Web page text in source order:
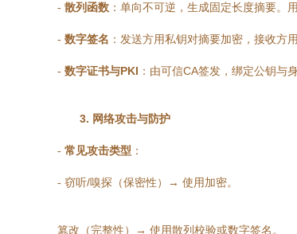
- 散列函数 ：单向不可逆，生成固定长度摘要。
- 数字签名 ：发送方用私钥对摘要加密，接收方
- 数字证书与PKI ：由可信CA签发，绑定公钥与
3. 网络攻击与防护
- 常见攻击类型 ：
- 窃听/嗅探（保密性）→ 使用加密。
篡改（完整性）→ 使用散列校验或数字签名。